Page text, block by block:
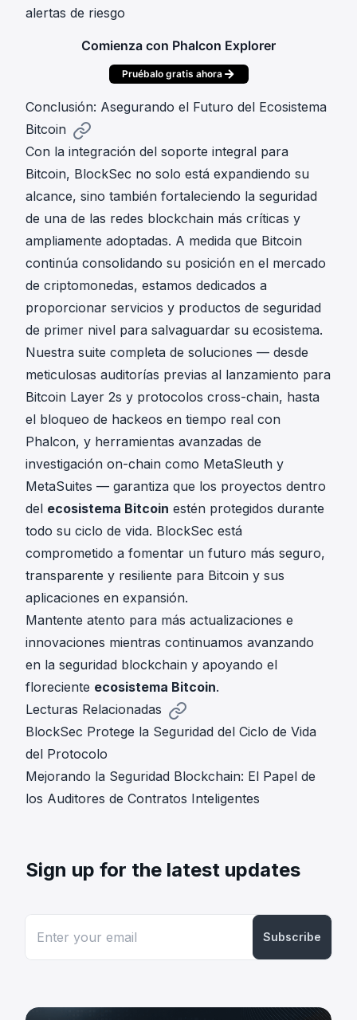
alertas de riesgo
Comienza con Phalcon Explorer
Pruébalo gratis ahora
Conclusión: Asegurando el Futuro del Ecosistema
Bitcoin
Con la integración del soporte integral para
Bitcoin, BlockSec no solo está expandiendo su
alcance, sino también fortaleciendo la seguridad
de una de las redes blockchain más críticas y
ampliamente adoptadas. A medida que Bitcoin
continúa consolidando su posición en el mercado
de criptomonedas, estamos dedicados a
proporcionar servicios y productos de seguridad
de primer nivel para salvaguardar su ecosistema.
Nuestra suite completa de soluciones — desde
meticulosas auditorías previas al lanzamiento para
Bitcoin Layer 2s y protocolos cross-chain, hasta
el bloqueo de hackeos en tiempo real con
Phalcon, y herramientas avanzadas de
investigación on-chain como MetaSleuth y
MetaSuites — garantiza que los proyectos dentro
del ecosistema Bitcoin estén protegidos durante
todo su ciclo de vida. BlockSec está
comprometido a fomentar un futuro más seguro,
transparente y resiliente para Bitcoin y sus
aplicaciones en expansión.
Mantente atento para más actualizaciones e
innovaciones mientras continuamos avanzando
en la seguridad blockchain y apoyando el
floreciente ecosistema Bitcoin.
Lecturas Relacionadas
BlockSec Protege la Seguridad del Ciclo de Vida
del Protocolo
Mejorando la Seguridad Blockchain: El Papel de
los Auditores de Contratos Inteligentes
Sign up for the latest updates
Subscribe